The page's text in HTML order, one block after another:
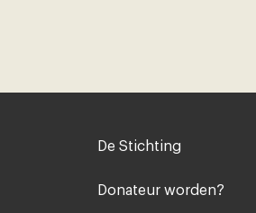
Voet
De Stichting
Donateur worden?